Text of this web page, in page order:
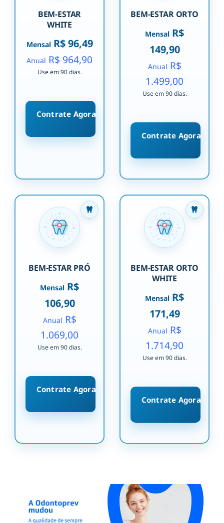
BEM-ESTAR
WHITE
MensalR$ 96,49
Anual R$ 964,90
Use em 90 dias.
Contrate Agora
BEM-ESTAR ORTO
Mensal R$
149,90
Anual R$
1.499,00
Use em 90 dias.
Contrate Agora
BEM-ESTAR PRÓ
Mensal R$
106,90
Anual R$
1.069,00
Use em 90 dias.
Contrate Agora
BEM-ESTAR ORTO
WHITE
Mensal R$
171,49
Anual R$
1.714,90
Use em 90 dias.
Contrate Agora